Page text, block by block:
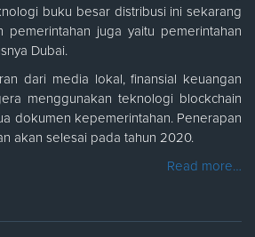
buku besar distribusi ini sekarang
juga yaitu pemerintahan
Dubai.
dari media lokal, finansial keuangan
menggunakan teknologi blockchain
dokumen kepemerintahan. Penerapan
akan selesai pada tahun 2020.
Read more…